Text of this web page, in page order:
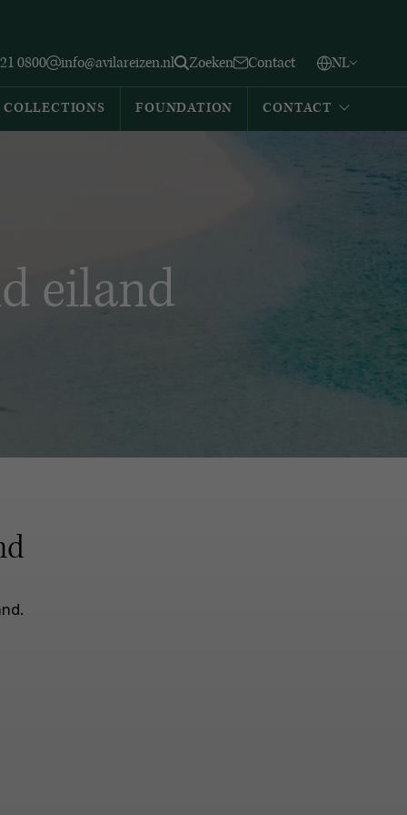
0800 info@avilareizen.nl Zoeken Contact NL
Español
COLLECTIONS FOUNDATION CONTACT
eiland